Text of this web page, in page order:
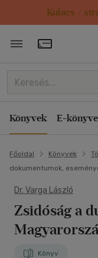
Kulacs /
Könyvek E-
Főoldal Könyvek
dokumentumok,
Dr. Varga László
Zsidóság a
Könyv